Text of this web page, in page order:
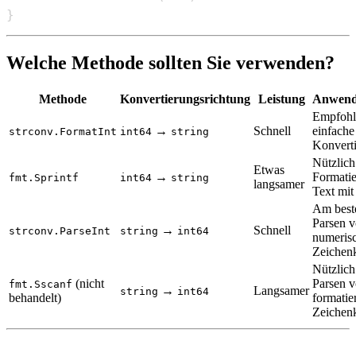
}
Welche Methode sollten Sie verwenden?
Methode Konvertierungsrichtung Leistung
strconv.FormatInt int64 → string Schnell
einfache
fmt.Sprintf int64 → string
Etwas
langsamer
Text
strconv.ParseInt string → int64 Schnell
Am
Parsen
fmt.Sscanf (nicht
behandelt)
string → int64 Langsamer
Parsen